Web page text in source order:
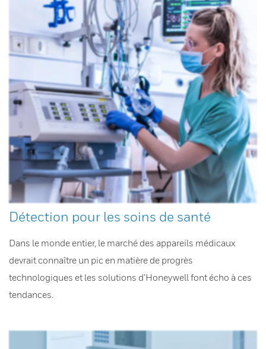
Détection pour les soins de santé
Dans le monde entier, le marché des appareils médicaux
devrait connaître un pic en matière de progrès
technologiques et les solutions d’Honeywell font écho à ces
tendances.